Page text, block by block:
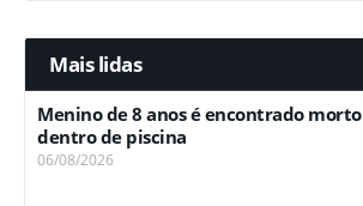
Mais lidas
Menino de 8 anos é encontrado morto
dentro de piscina
06/08/2026